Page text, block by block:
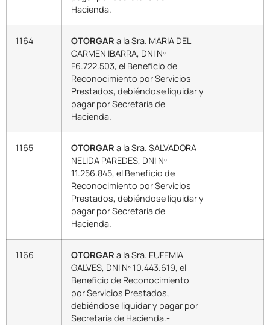
Hacienda.-
1164 OTORGAR a la Sra. MARIA DEL
CARMEN IBARRA, DNI Nº
F6.722.503, el Beneficio de
Reconocimiento por Servicios
Prestados, debiéndose liquidar y
pagar por Secretaría de
Hacienda.-
1165 OTORGAR a la Sra. SALVADORA
NELIDA PAREDES, DNI Nº
11.256.845, el Beneficio de
Reconocimiento por Servicios
Prestados, debiéndose liquidar y
pagar por Secretaría de
Hacienda.-
1166 OTORGAR a la Sra. EUFEMIA
GALVES, DNI Nº 10.443.619, el
Beneficio de Reconocimiento
por Servicios Prestados,
debiéndose liquidar y pagar por
Secretaría de Hacienda.-